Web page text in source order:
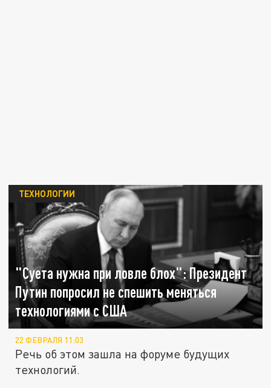
"Суета нужна при ловле блох": Президент
Путин попросил не спешить меняться
технологиями с США
ТЕХНОЛОГИИ
22 ФЕВРАЛЯ 11:03
Речь об этом зашла на форуме будущих
технологий.